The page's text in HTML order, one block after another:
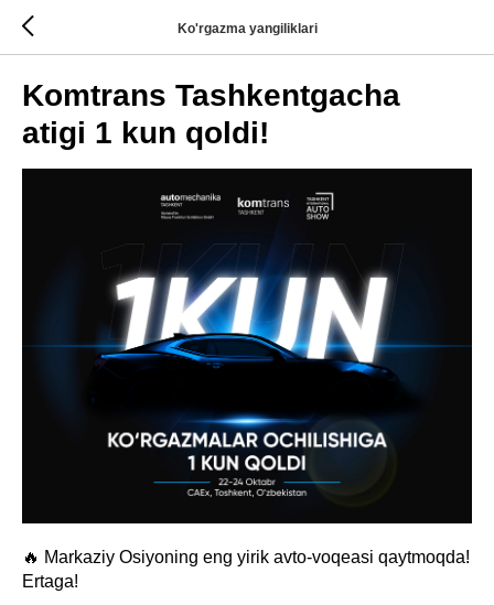
Ko'rgazma yangiliklari
Komtrans Tashkentgacha
atigi 1 kun qoldi!
🔥 Markaziy Osiyoning eng yirik avto-voqeasi qaytmoqda!
Ertaga!